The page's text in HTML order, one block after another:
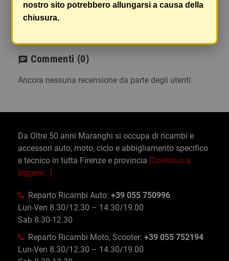
ampie e i vostri articoli son ben protetti.
chat Commenti (0)
Ancora nessuna recensione da parte degli utenti.
nostro sito potrebbero allungarsi a causa della
chiusura.
Da Oltre 50 anni Maranghi si occupa di ricambi e
accessori auto, moto, ciclo e abbigliamento specifico
e tecnico in tutta Firenze e provincia [Continua a
leggere...]
Reparto Ricambi Auto: +39 055 750996
Lun-Ven 8.30/12.30 – 14.30/19.00
Sab 8.30-12.30
Reparto Ricambi Moto, Scooter: +39 055 752194
Lun-Ven 8.30/12.30 – 14.30/19.00